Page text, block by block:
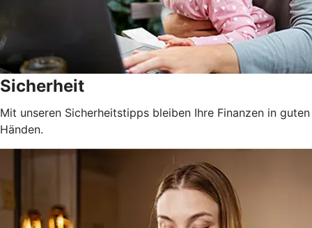
Sicherheit
Mit unseren Sicherheitstipps bleiben Ihre Finanzen in guten
Händen.